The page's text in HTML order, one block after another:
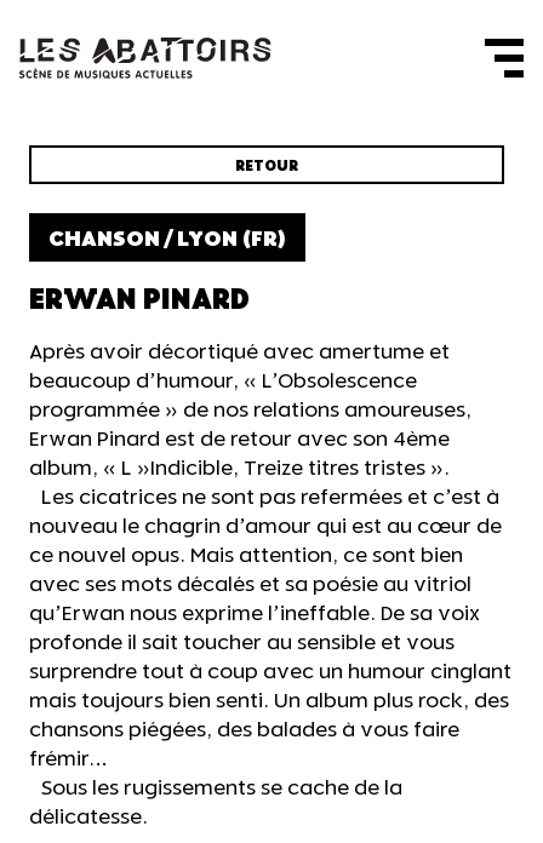
RETOUR
CHANSON / LYON (FR)
ERWAN PINARD
Après avoir décortiqué avec amertume et
beaucoup d’humour, « L’Obsolescence
programmée » de nos relations amoureuses,
Erwan Pinard est de retour avec son 4ème
album, « L »Indicible, Treize titres tristes ».
Les cicatrices ne sont pas refermées et c’est à
nouveau le chagrin d’amour qui est au cœur de
ce nouvel opus. Mais attention, ce sont bien
avec ses mots décalés et sa poésie au vitriol
qu’Erwan nous exprime l’ineffable. De sa voix
profonde il sait toucher au sensible et vous
surprendre tout à coup avec un humour cinglant
mais toujours bien senti. Un album plus rock, des
chansons piégées, des balades à vous faire
frémir…
Sous les rugissements se cache de la
délicatesse.